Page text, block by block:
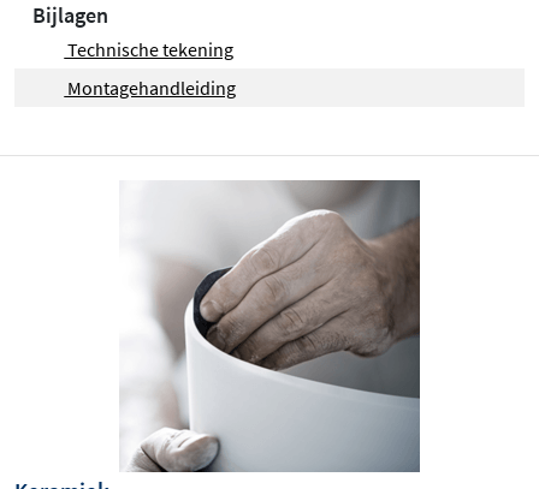
Bijlagen
Technische tekening
Montagehandleiding